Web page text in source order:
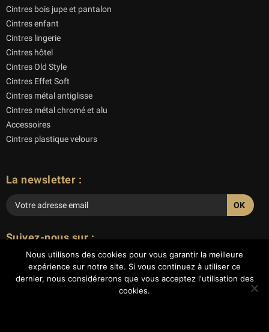
Cintres bois jupe et pantalon
Cintres enfant
Cintres lingerie
Cintres hôtel
Cintres Old Style
Cintres Effet Soft
Cintres métal antiglisse
Cintres métal chromé et alu
Accessoires
Cintres plastique velours
La newsletter :
laisser
champ
Suivez-nous sur :
Nous utilisons des cookies pour vous garantir la meilleure
expérience sur notre site. Si vous continuez à utiliser ce
dernier, nous considérerons que vous acceptez l'utilisation des
cookies.